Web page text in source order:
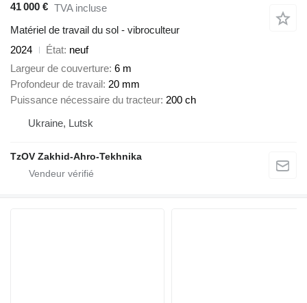
41 000 € TVA incluse
Matériel de travail du sol - vibroculteur
2024
État neuf
Largeur de couverture 6 m
Profondeur de travail 20 mm
Puissance nécessaire du tracteur 200 ch
Ukraine, Lutsk
TzOV Zakhid-Ahro-Tekhnika